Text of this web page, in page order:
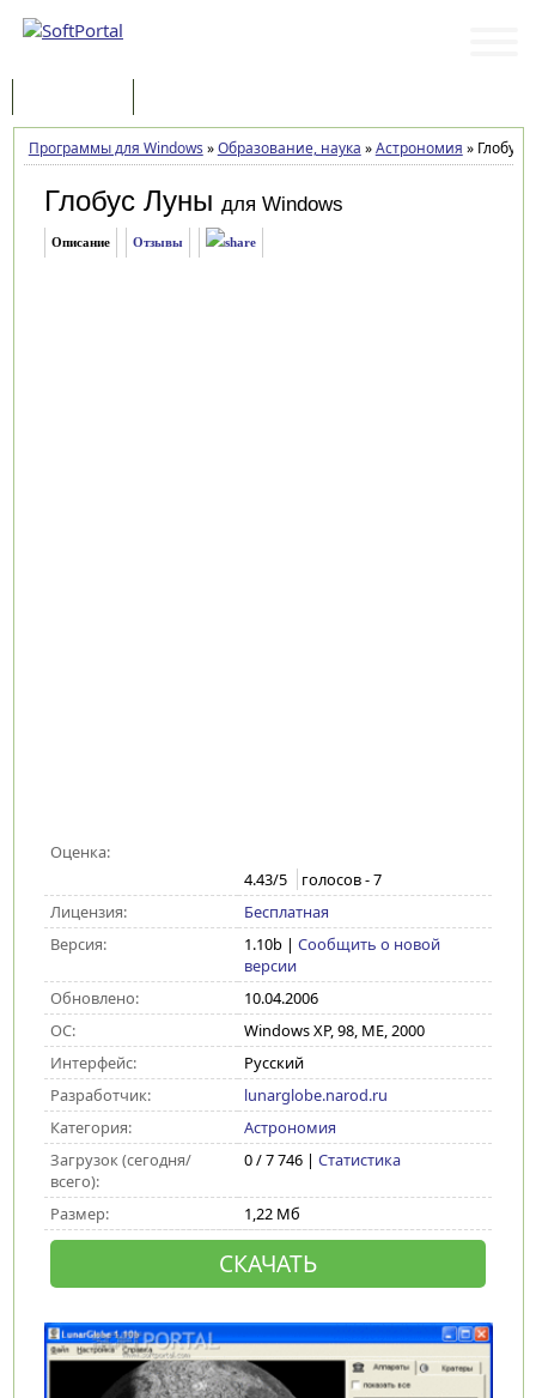
Программы для Windows »Образование, наука »Астрономия »Глобус
Глобус Луны для Windows
Описание Отзывы
Оценка:
4.43/5 голосов -7
Лицензия:
Бесплатная
Версия:
1.10b| Сообщить о новой
версии
Обновлено:
10.04.2006
ОС:
Windows XP, 98, ME, 2000
Интерфейс:
Русский
Разработчик:
lunarglobe.narod.ru
Категория:
Астрономия
Загрузок (сегодня/
всего):
0 / 7 746 | Статистика
Размер: 1,22 Мб
СКАЧАТЬ